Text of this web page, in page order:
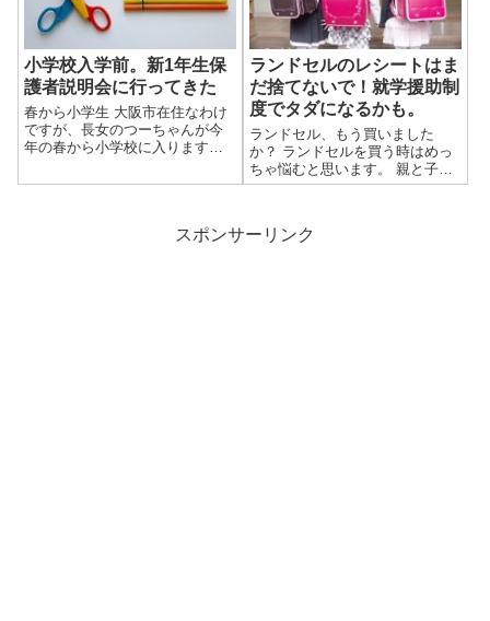
小学校入学前。新1年生保
護者説明会に行ってきた
春から小学生 大阪市在住なわけ
ですが、長女のつーちゃんが今
年の春から小学校に入ります。
く、当然のごとく「大阪市立」
親御さんを対象にした説明会の
ランドセルのレシートはま
だ捨てないで！就学援助制
度でタダになるかも。
ランドセル、もう買いました
か？ ランドセルを買う時はめっ
ちゃ悩むと思います。 親と子ど
もの好みの違い、色、形、ブラ
ンドセルのお値段です。 値段と
スポンサーリンク